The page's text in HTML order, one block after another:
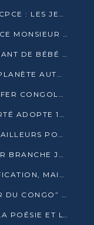
JOURNÉE PORTES OUVERTES À L’ACPCE : LES JEUNES EN IMMERSION DANS L’ENTREPRISE
LETTRE OUVERTE A SON EXCELLENCE MONSIEUR DENIS SASSOU NGUESSO, PRESIDENT DE LAREPUBLIQUE DU CONGO
MADINGOU : UN PRÉSUMÉ TRAFIQUANT DE BÉBÉ CHIMPANZÉ FIXÉ SUR SON SORT LE 20 NOVEMBRE
À BELÉM, LE CONGO MOBILISE LA PLANÈTE AUTOUR DU FONDS BLEU POUR LE BASSIN DU CONGO
ULSAN HOLDING INVESTIT DANS LE FER CONGOLAIS
LE CONGRÈS MONDIAL DE LA LIBERTÉ ADOPTE 14 RÉSOLUTIONS HISTORIQUES
COP30 : LA BDEAC MOBILISE LES BAILLEURS POUR LE FONDS BLEU DU BASSIN DU CONGO
LES SOUVERAINISTES LANCENT LEUR BRANCHE JEUNE À BRAZZAVILLE
L’AS OTOHO, UN CLUB, UNE QUALIFICATION, MAIS ENCORE DES DOUTES
L’ONG BUTTERFLY SACRÉE “LEADER DU CONGO” AU PRIX D’EXCELLENCE 2025
STIVEN MAGE MAKANGA CÉLÈBRE LA POÉSIE ET L’HUMAIN AVEC SON RECUEIL “HECTARE”